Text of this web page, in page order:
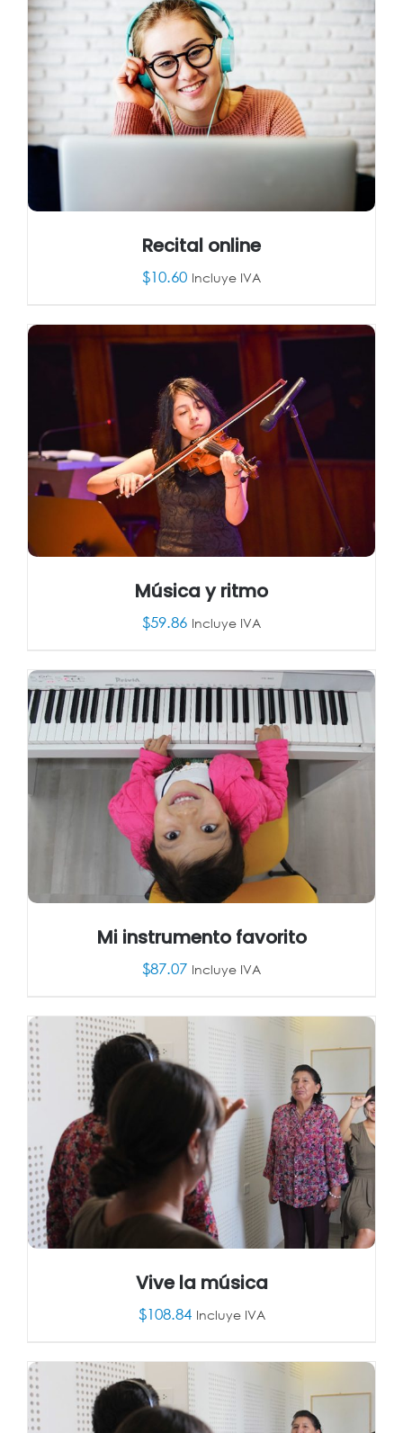
AÑADIR AL CARRITO DETALLES
Recital online
$10.60 Incluye IVA
AÑADIR AL CARRITO DETALLES
Música y ritmo
$59.86 Incluye IVA
AÑADIR AL CARRITO
Mi instrumento favorito
$87.07 Incluye IVA
AÑADIR AL CARRITO
Vive la música
$108.84 Incluye IVA